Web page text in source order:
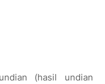
(hasil undian